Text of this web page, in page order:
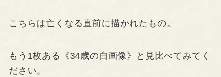
こちらは亡くなる直前に描かれたもの。
もう1枚ある《34歳の自画像》と見比べてみてく
ださい。